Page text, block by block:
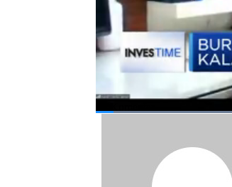
#reksa dana #investasi